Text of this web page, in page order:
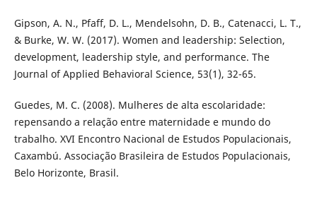
Gipson, A. N., Pfaff, D. L., Mendelsohn, D. B., Catenacci, L. T.,
& Burke, W. W. (2017). Women and leadership: Selection,
development, leadership style, and performance. The
Journal of Applied Behavioral Science, 53(1), 32-65.
Guedes, M. C. (2008). Mulheres de alta escolaridade:
repensando a relação entre maternidade e mundo do
trabalho. XVI Encontro Nacional de Estudos Populacionais,
Caxambú. Associação Brasileira de Estudos Populacionais,
Belo Horizonte, Brasil.